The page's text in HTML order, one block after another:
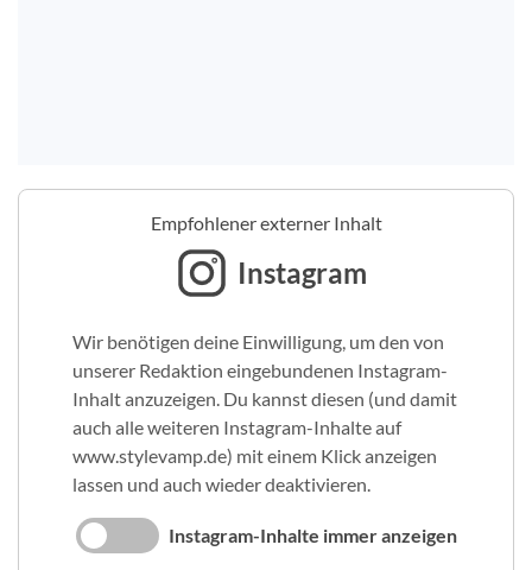
Empfohlener externer Inhalt
Instagram
Wir benötigen deine Einwilligung, um den von
unserer Redaktion eingebundenen Instagram-
Inhalt anzuzeigen. Du kannst diesen (und damit
auch alle weiteren Instagram-Inhalte auf
www.stylevamp.de) mit einem Klick anzeigen
lassen und auch wieder deaktivieren.
Instagram-Inhalte immer anzeigen